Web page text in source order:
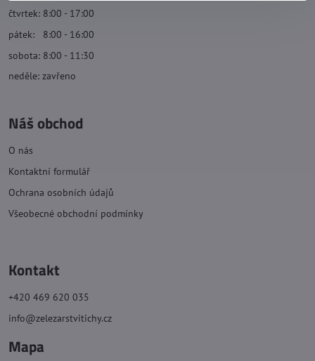
čtvrtek: 8:00 - 17:00
pátek: 8:00 - 16:00
sobota: 8:00 - 11:30
neděle: zavřeno
Náš obchod
O nás
Kontaktní formulář
Ochrana osobních údajů
Všeobecné obchodní podmínky
Kontakt
+420 469 620 035
info@zelezarstvitichy.cz
Mapa